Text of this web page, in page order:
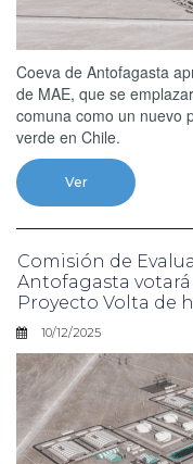
Coeva de Antofagasta
de MAE, que se
comuna como un nuevo
verde en Chile.
Ver
Comisión de
Antofagasta
Proyecto Volta de
10/12/2025